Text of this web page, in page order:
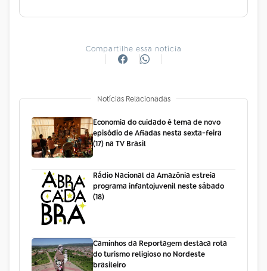
Compartilhe essa notícia
Notícias Relacionadas
Economia do cuidado é tema de novo
episódio de Afiadas nesta sexta-feira
(17) na TV Brasil
Rádio Nacional da Amazônia estreia
programa infantojuvenil neste sábado
(18)
Caminhos da Reportagem destaca rota
do turismo religioso no Nordeste
brasileiro